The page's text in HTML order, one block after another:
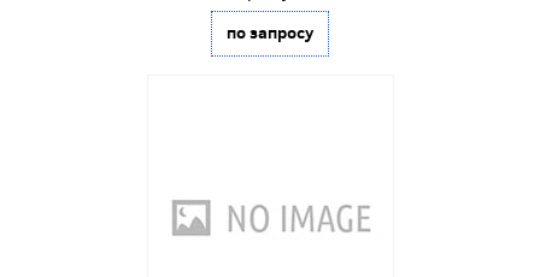
по запросу